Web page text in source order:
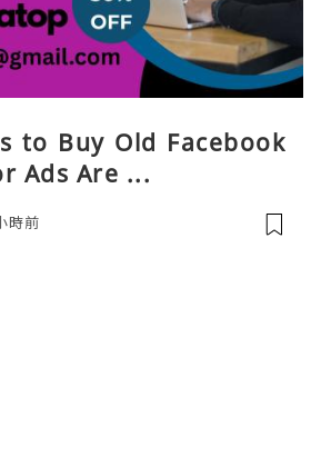
to Buy Old Facebook
Ads Are ...
時前